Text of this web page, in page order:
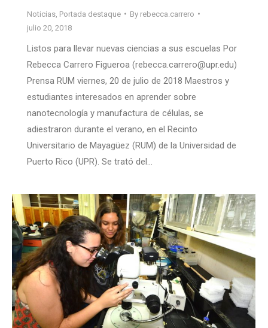
Noticias Portada destaque By rebecca.carrero
julio 20, 2018
Listos para llevar nuevas ciencias a sus escuelas Por
Rebecca Carrero Figueroa (rebecca.carrero@upr.edu)
Prensa RUM viernes, 20 de julio de 2018 Maestros y
estudiantes interesados en aprender sobre
nanotecnología y manufactura de células, se
adiestraron durante el verano, en el Recinto
Universitario de Mayagüez (RUM) de la Universidad de
Puerto Rico (UPR). Se trató del…